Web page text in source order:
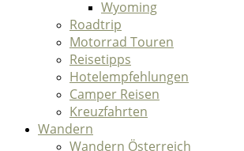
Wyoming
Roadtrip
Motorrad Touren
Reisetipps
Hotelempfehlungen
Camper Reisen
Kreuzfahrten
Wandern
Wandern Österreich